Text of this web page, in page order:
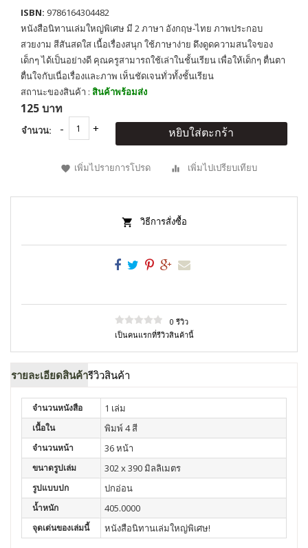
ISBN: 9786164304482
หนังสือนิทานเล่มใหญ่พิเศษ มี 2 ภาษา อังกฤษ-ไทย ภาพประกอบ
สวยงาม สีสันสดใส เนื้อเรื่องสนุก ใช้ภาษาง่าย ดึงดูดความสนใจของ
เด็กๆ ได้เป็นอย่างดี คุณครูสามารถใช้เล่าในชั้นเรียน เพื่อให้เด็กๆ ตื่นตา
ตื่นใจกับเนื่อเรื่องและภาพ เห็นชัดเจนทั่วทั้งชั้นเรียน
สถานะของสินค้า : สินค้าพร้อมส่ง
125 บาท
จำนวน: หยิบใส่ตะกร้า
เพิ่มไปรายการโปรด เพิ่มไปเปรียบเทียบ
วิธีการสั่งซื้อ
0 รีวิว
เป็นคนแรกที่รีวิวสินค้านี้
รายละเอียดสินค้ารีวิวสินค้า
จำนวนหนังสือ 1 เล่ม
เนื้อใน พิมพ์ 4 สี
จำนวนหน้า 36 หน้า
ขนาดรูปเล่ม 302 x 390 มิลลิเมตร
รูปแบบปก ปกอ่อน
น้ำหนัก 405.0000
จุดเด่นของเล่มนี้ หนังสือนิทานเล่มใหญ่พิเศษ!